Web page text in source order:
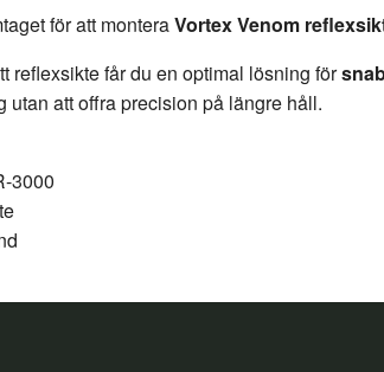
för att monteraVortex Venom
reflexsikte får du en optimal lösning för
att offra precision på längre håll.
3000